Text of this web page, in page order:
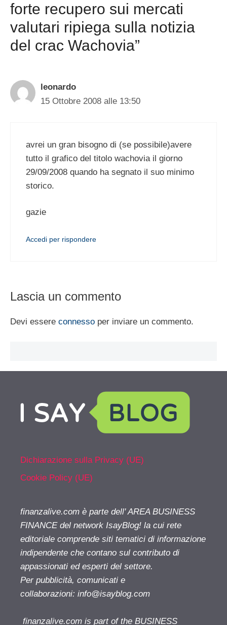
forte recupero sui mercati
valutari ripiega sulla notizia
del crac Wachovia”
leonardo
15 Ottobre 2008 alle 13:50
avrei un gran bisogno di (se possibile)avere
tutto il grafico del titolo wachovia il giorno
29/09/2008 quando ha segnato il suo minimo
storico.
gazie
Accedi per rispondere
Lascia un commento
Devi essere connesso per inviare un commento.
Dichiarazione sulla Privacy (UE)
Cookie Policy (UE)
finanzalive.com è parte dell' AREA BUSINESS
FINANCE del network IsayBlog! la cui rete
editoriale comprende siti tematici di informazione
indipendente che contano sul contributo di
appassionati ed esperti del settore.
Per pubblicità, comunicati e
collaborazioni: info@isayblog.com
finanzalive.com is part of the BUSINESS